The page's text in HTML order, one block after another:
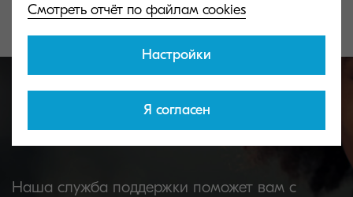
Свяжитесь с нами
Наша служба поддержки поможет вам с
Смотреть отчёт по файлам cookies
Настройки
Я согласен